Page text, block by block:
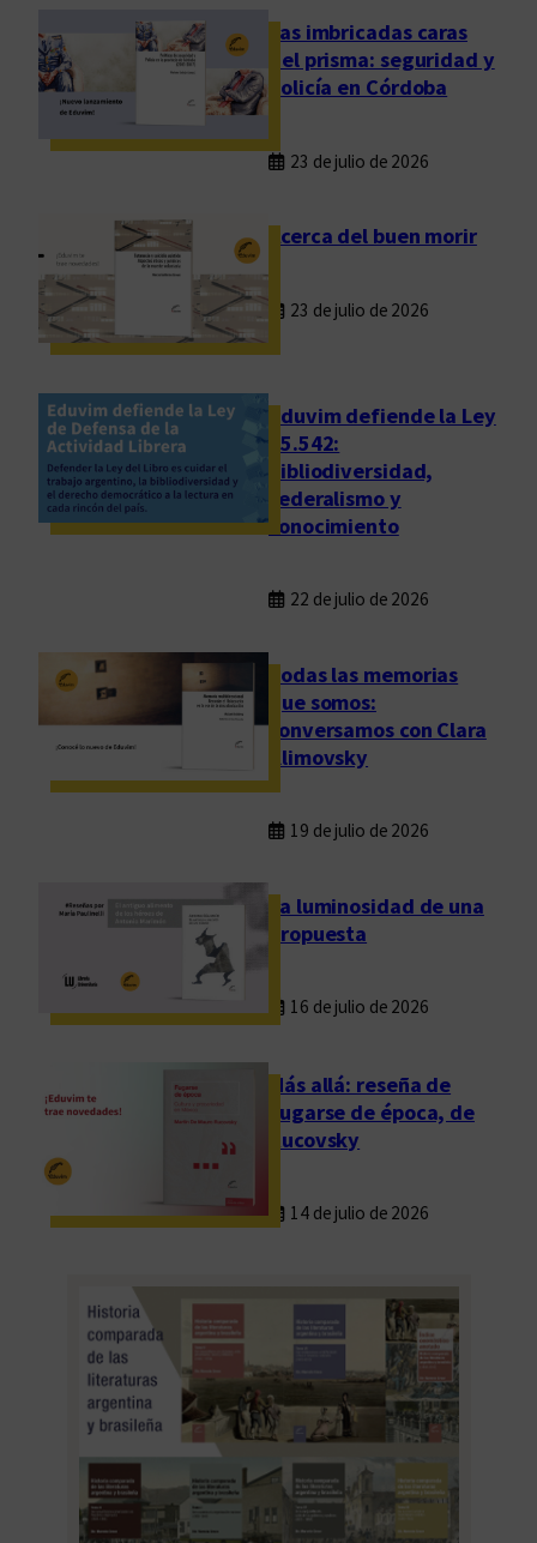
n
a
o
t
i
”
e
l
n
m
u
c
c
i
ó
n
”
r
t
e
a
Las imbricadas caras
del prisma: seguridad y
policía en Córdoba
23 de julio de 2026
Acerca del buen morir
23 de julio de 2026
Eduvim defiende la Ley
25.542:
bibliodiversidad,
federalismo y
conocimiento
22 de julio de 2026
Todas las memorias
que somos:
conversamos con Clara
Klimovsky
19 de julio de 2026
La luminosidad de una
propuesta
16 de julio de 2026
Más allá: reseña de
Fugarse de época, de
Rucovsky
14 de julio de 2026